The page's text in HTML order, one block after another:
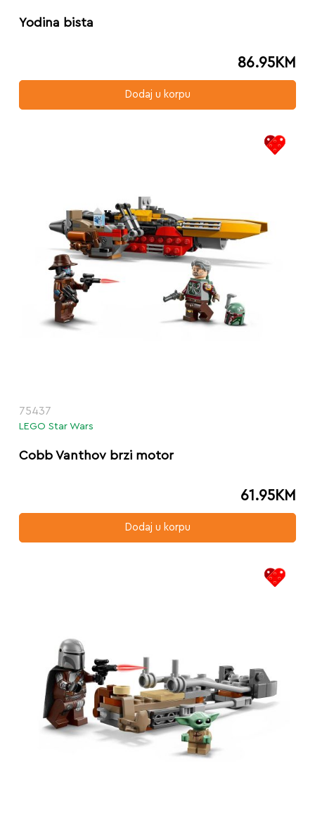
Yodina bista
86.95KM
Dodaj u korpu
75437
LEGO Star Wars
Cobb Vanthov brzi motor
61.95KM
Dodaj u korpu